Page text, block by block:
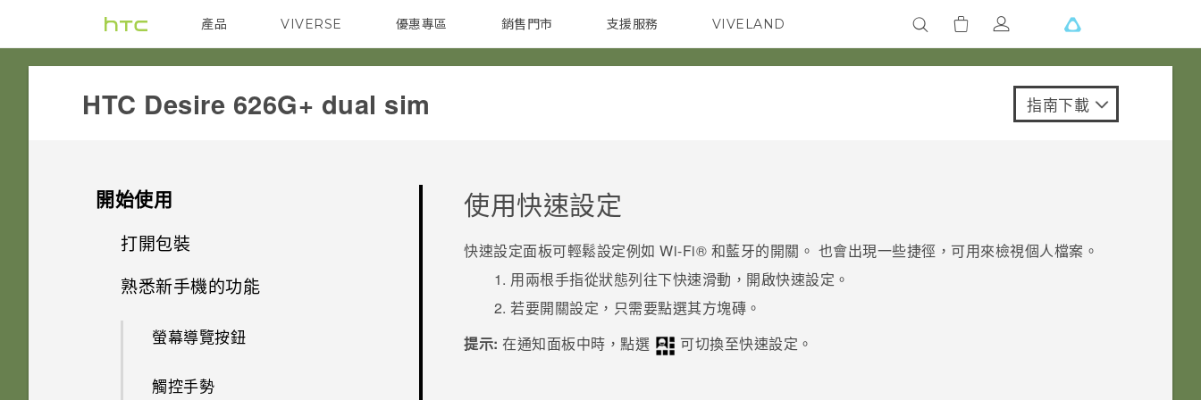
產品
VIVE G REIGNS 智慧型手機 配件
VIVERSE 優惠專區
焦點訊息 校園專案 企業採購
銷售門市
銷售通路 支援服務 VIVELAND
HTC Desire 626G+ dual sim‎ 指南下載
開始使用
打開包裝
HTC Desire 626G+ dual sim
雙 Nano SIM 卡
記憶卡
熟悉新手機的功能
螢幕導覽按鈕
觸控手勢
使用快速設定
快速設定面板可輕鬆設定例如Wi-Fi® 和藍牙的開關。 也會出現一些捷徑，可用來檢視個人檔案。
用兩根手指從狀態列往下快速滑動，開啟快速設定 。
若要開關設定，只需要點選其方塊磚。
提示: 在通知面板中時，點選 可切換至快速設定 。